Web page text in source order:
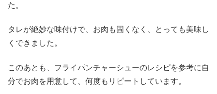
た。
タレが絶妙な味付けで、お肉も固くなく、とっても美味し
くできました。
このあとも、フライパンチャーシューのレシピを参考に自
分でお肉を用意して、何度もリピートしています。